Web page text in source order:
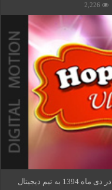
2,226
طراحی و اجرای تیزر تبلیغاتی پوشک Hope Baby در دی ماه 1394 به تیم دیجیتال